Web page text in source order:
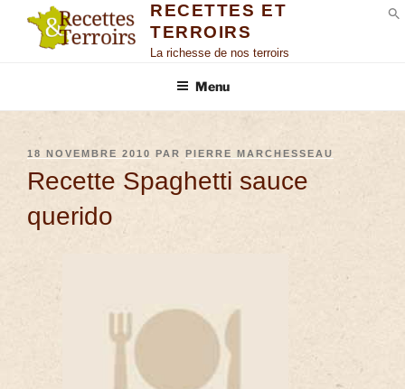
RECETTES ET
TERROIRS
La richesse de nos terroirs
Menu
18 NOVEMBRE 2010 PAR PIERRE MARCHESSEAU
Recette Spaghetti sauce
querido